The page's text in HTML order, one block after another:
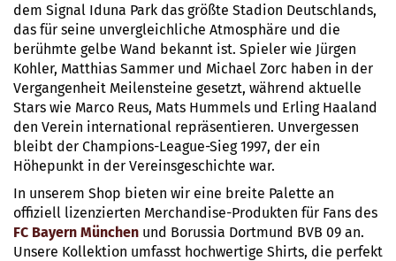
dem Signal Iduna Park das größte Stadion Deutschlands,
das für seine unvergleichliche Atmosphäre und die
berühmte gelbe Wand bekannt ist. Spieler wie Jürgen
Kohler, Matthias Sammer und Michael Zorc haben in der
Vergangenheit Meilensteine gesetzt, während aktuelle
Stars wie Marco Reus, Mats Hummels und Erling Haaland
den Verein international repräsentieren. Unvergessen
bleibt der Champions-League-Sieg 1997, der ein
Höhepunkt in der Vereinsgeschichte war.
In unserem Shop bieten wir eine breite Palette an
offiziell lizenzierten Merchandise-Produkten für Fans des
FC Bayern München und Borussia Dortmund BVB 09 an.
Unsere Kollektion umfasst hochwertige Shirts, die perfekt